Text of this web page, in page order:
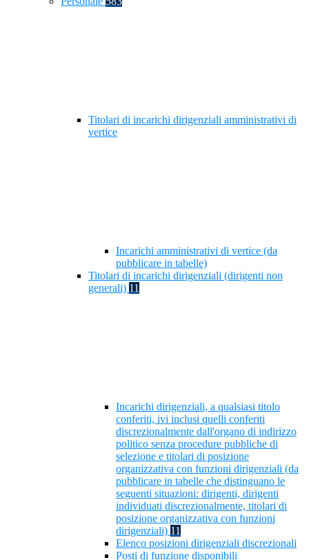
Titolari di incarichi dirigenziali amministrativi di
vertice
Incarichi amministrativi di vertice (da
pubblicare in tabelle)
Titolari di incarichi dirigenziali (dirigenti non
generali) 11
Incarichi dirigenziali, a qualsiasi titolo
conferiti, ivi inclusi quelli conferiti
discrezionalmente dall'organo di indirizzo
politico senza procedure pubbliche di
selezione e titolari di posizione
organizzativa con funzioni dirigenziali (da
pubblicare in tabelle che distinguano le
seguenti situazioni: dirigenti, dirigenti
individuati discrezionalmente, titolari di
posizione organizzativa con funzioni
dirigenziali) 11
Elenco posizioni dirigenziali discrezionali
Posti di funzione disponibili